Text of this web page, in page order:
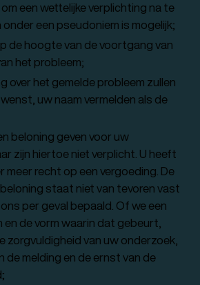
een wettelijke verplichting na te
onder een pseudoniem is mogelijk;
de hoogte van de voortgang van
het probleem;
over het gemelde probleem zullen
uw naam vermelden als de
beloning geven voor uw
zijn hiertoe niet verplicht. U heeft
meer recht op een vergoeding. De
staat niet van tevoren vast
per geval bepaald. Of we een
en de vorm waarin dat gebeurt,
zorgvuldigheid van uw onderzoek,
de melding en de ernst van de